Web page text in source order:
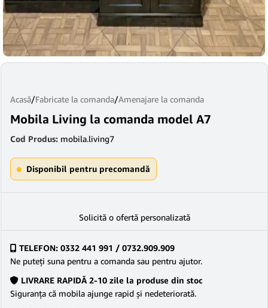
Acasă/Fabricate la comanda/Amenajare la comanda
Mobila Living la comanda model A7
Cod Produs: mobila.living7
Disponibil pentru precomandă
Solicită o ofertă personalizată
TELEFON: 0332 441 991 / 0732.909.909
Ne puteţi suna pentru a comanda sau pentru ajutor.
LIVRARE RAPIDĂ 2-10 zile la produse din stoc
Siguranţa că mobila ajunge rapid şi nedeteriorată.